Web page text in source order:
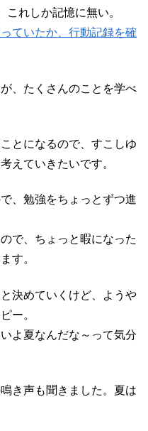
れしか記憶に無い。
ていたか、行動記録を確
、たくさんのことを学べ
とになるので、すこしゆ
えていきたいです。
、勉強をちょっとずつ進
で、ちょっと暇になった
す。
決めていくけど、ようや
ー。
よ夏なんだな～って気分
き声も聞きました。夏は